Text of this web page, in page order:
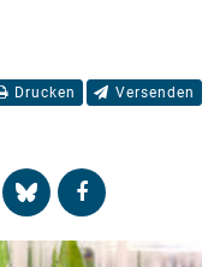
Drucken Versenden